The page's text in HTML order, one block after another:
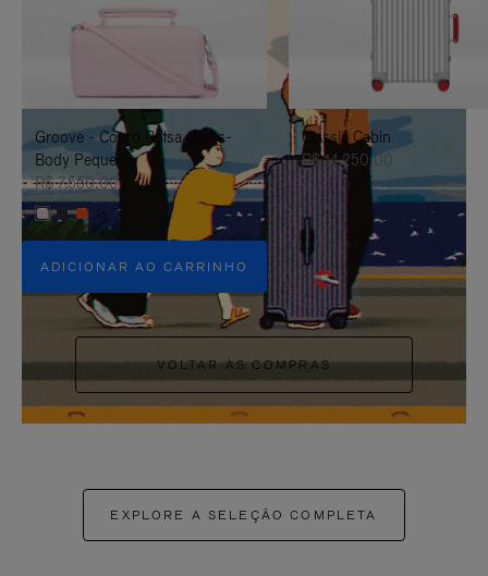
PRESSIONE
PAUSÁ-
LO
FAVOR,
CLIQUE
PARA
ATIVÁ-
LO
Groove - Couro Bolsa Cross-
Body Pequena
R$ 7.550,00
+5
ADICIONAR AO CARRINHO
Classic Cabin
R$ 14.250,00
VOLTAR ÀS COMPRAS
EXPLORE A SELEÇÃO COMPLETA